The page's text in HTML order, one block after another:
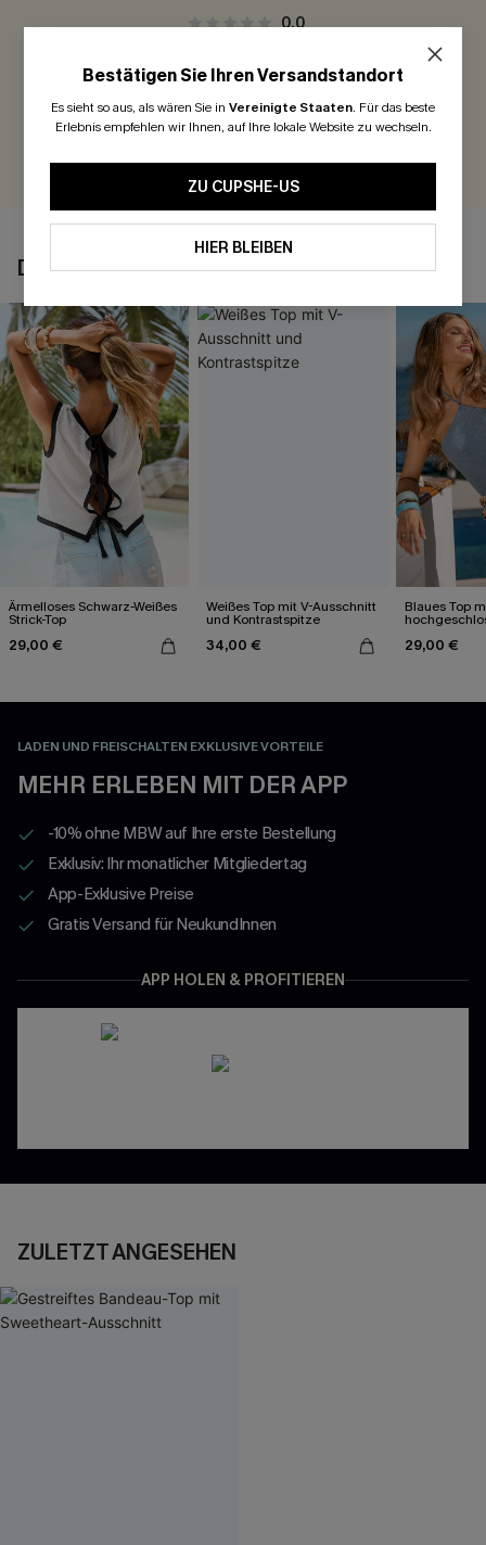
0.0
Seien Sie der Erste, der bewertet
300 Punkte für Ihre Bewertung!
DAS KÖNNTE IHNEN AUCH GEFALLEN
Ärmelloses Schwarz-Weißes
Strick-Top
29,00 €
Weißes Top mit V-Ausschnitt
und Kontrastspitze
34,00 €
Blaues Top
29,00 €
LADEN UND FREISCHALTEN EXKLUSIVE VORTEILE
MEHR ERLEBEN MIT DER APP
-10% ohne MBW auf Ihre erste Bestellung
Exklusiv: Ihr monatlicher Mitgliedertag
App-Exklusive Preise
Gratis Versand für NeukundInnen
APP HOLEN & PROFITIEREN
ZULETZT ANGESEHEN
Bestätigen Sie Ihren Versandstandort
Es sieht so aus, als wären Sie in Vereinigte Staaten. Für das beste
Erlebnis empfehlen wir Ihnen, auf Ihre lokale Website zu wechseln.
ZU CUPSHE-US
HIER BLEIBEN